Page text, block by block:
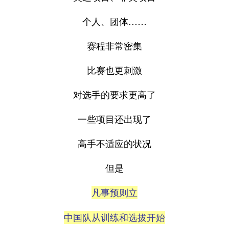
个人、团体……
赛程非常密集
比赛也更刺激
对选手的要求更高了
一些项目还出现了
高手不适应的状况
但是
凡事预则立
中国队从训练和选拔开始